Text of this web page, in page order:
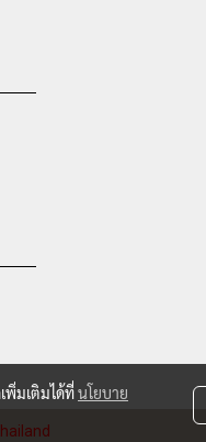
พิ่มเติมได้ที่นโยบาย